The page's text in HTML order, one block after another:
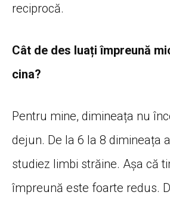
reciprocă.
Cât de des luați împreună
cina?
Pentru mine, dimineața nu
dejun. De la 6 la 8 dimineața
studiez limbi străine. Așa că
împreună este foarte redus.